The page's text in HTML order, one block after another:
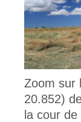
Zoom sur
20.852)
la cour de